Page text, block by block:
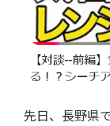
先日、長野県